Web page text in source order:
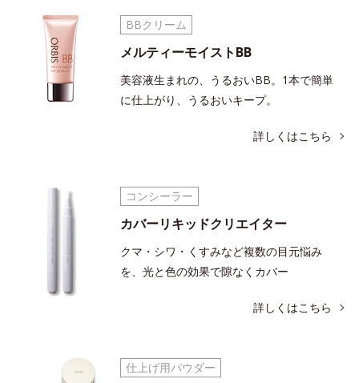
BBクリーム
メルティーモイストBB
美容液生まれの、うるおいBB。1本で簡単
に仕上がり、うるおいキープ。
詳しくはこちら
コンシーラー
カバーリキッドクリエイター
クマ・シワ・くすみなど複数の目元悩み
を、光と色の効果で隙なくカバー
詳しくはこちら
仕上げ用パウダー